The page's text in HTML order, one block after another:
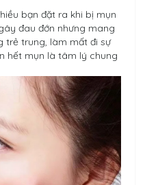
bạn đặt ra khi bị mụn
đau đớn nhưng mang
trẻ trung, làm mất đi sự
hết mụn là tâm lý chung